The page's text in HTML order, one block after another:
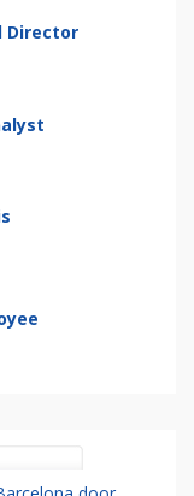
Director